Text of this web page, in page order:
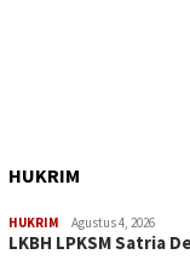
HUKRIM
HUKRIM Agustus 4, 2026
LKBH LPKSM Satria